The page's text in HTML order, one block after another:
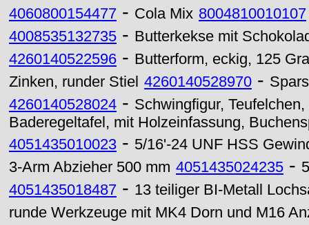
4060800154477 - Cola Mix 8004810010107
4008535132735 - Butterkekse mit
4260140522596 - Butterform, eckig, 125
Zinken, runder Stiel 4260140528970 -
4260140528024 - Schwingfigur,
Baderegeltafel, mit Holzeinfassung,
4051435010023 - 5/16'-24 UNF HSS
3-Arm Abzieher 500 mm 4051435024235 -
4051435018487 - 13 teiliger BI-Metall
runde Werkzeuge mit MK4 Dorn und M16